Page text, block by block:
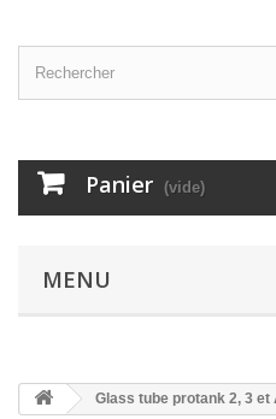
Panier (vide)
MENU
Glass tube protank 2, 3